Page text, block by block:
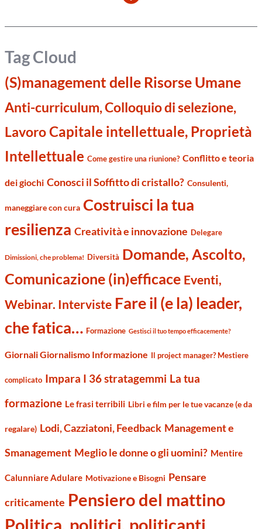
Tag Cloud
(S)management delle Risorse Umane
Anti-curriculum, Colloquio di selezione,
LavoroCapitale intellettuale, Proprietà
Intellettuale Come gestire una riunione? Conflitto e teoria
dei giochi Conosci il Soffitto di cristallo? Consulenti,
maneggiare con cura Costruisci la tua
resilienza Creatività e innovazione Delegare
Dimissioni, che problema! Diversità Domande, Ascolto,
Comunicazione (in)efficace Eventi,
Webinar. Interviste Fare il (e la) leader,
che fatica… Formazione Gestisci il tuo tempo efficacemente?
Giornali Giornalismo Informazione Il project manager? Mestiere
complicato Impara I 36 stratagemmi La tua
formazione Le frasi terribili Libri e film per le tue vacanze (e da
regalare) Lodi, Cazziatoni, Feedback Management e
Smanagement Meglio le donne o gli uomini? Mentire
Calunniare Adulare Motivazione e Bisogni Pensare
criticamente Pensiero del mattino
Politica, politici, politicanti